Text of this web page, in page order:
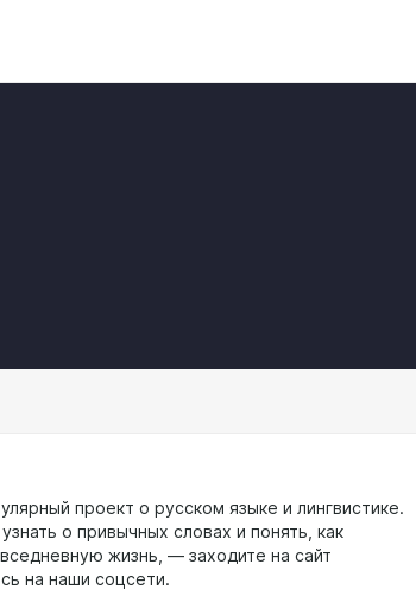
проект о русском языке и лингвистике.
о привычных словах и понять, как
жизнь, — заходите на сайт
на наши соцсети.